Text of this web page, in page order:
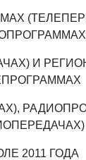
И
2011 ГОДА